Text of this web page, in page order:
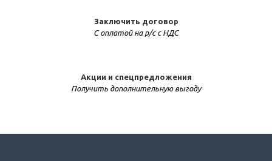
Заключить договор
С оплатой на р/с с НДС
Акции и спецпредложения
Получить дополнительную выгоду